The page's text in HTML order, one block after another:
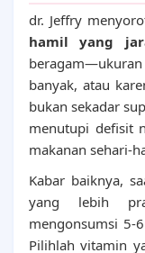
dr. Jeffry
hamil yang
beragam—ukuran
banyak, atau
bukan sekadar
menutupi defisit
makanan sehari-
Kabar baiknya,
yang lebih
mengonsumsi 5-
Pilihlah vitamin